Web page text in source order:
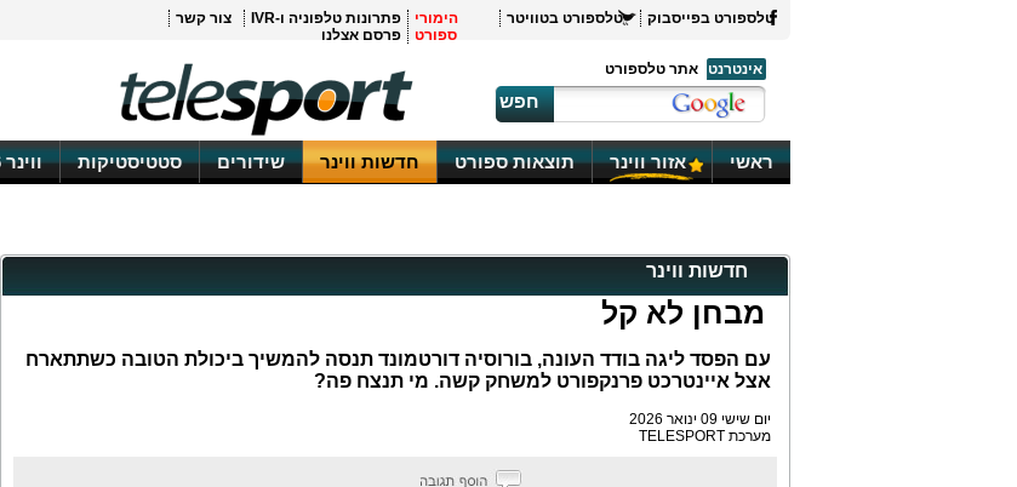
טלספורט בפייסבוק טלספורט בטוויטר
הימורי
ספורט
פתרונות טלפוניה ו-IVR
צור קשר
פרסם אצלנו
אינטרנט
אתר טלספורט
חפש
ראשי אזור ווינר תוצאות ספורט חדשות ווינר שידורים סטטיסטיקות ווינר 16
חדשות ווינר
מבחן לא קל
עם הפסד ליגה בודד העונה, בורוסיה דורטמונד תנסה להמשיך ביכולת הטובה כשתתארח
אצל איינטרכט פרנקפורט למשחק קשה. מי תנצח פה?
יום שישי 09 ינואר 2026
מערכת TELESPORT